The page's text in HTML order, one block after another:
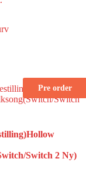
Pre order
Switch 2 Ny)